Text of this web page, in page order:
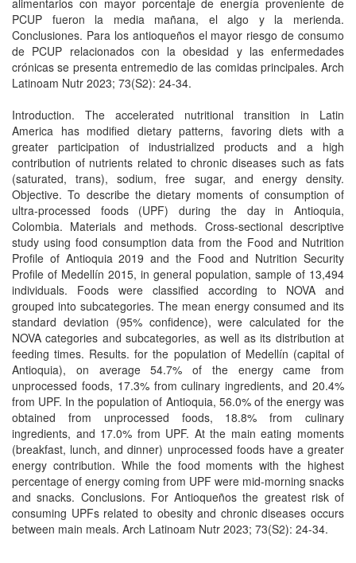
alimentarios con mayor porcentaje de energía proveniente de
PCUP fueron la media mañana, el algo y la merienda.
Conclusiones. Para los antioqueños el mayor riesgo de consumo
de PCUP relacionados con la obesidad y las enfermedades
crónicas se presenta entremedio de las comidas principales. Arch
Latinoam Nutr 2023; 73(S2): 24-34.
Introduction. The accelerated nutritional transition in Latin
America has modified dietary patterns, favoring diets with a
greater participation of industrialized products and a high
contribution of nutrients related to chronic diseases such as fats
(saturated, trans), sodium, free sugar, and energy density.
Objective. To describe the dietary moments of consumption of
ultra-processed foods (UPF) during the day in Antioquia,
Colombia. Materials and methods. Cross-sectional descriptive
study using food consumption data from the Food and Nutrition
Profile of Antioquia 2019 and the Food and Nutrition Security
Profile of Medellín 2015, in general population, sample of 13,494
individuals. Foods were classified according to NOVA and
grouped into subcategories. The mean energy consumed and its
standard deviation (95% confidence), were calculated for the
NOVA categories and subcategories, as well as its distribution at
feeding times. Results. for the population of Medellín (capital of
Antioquia), on average 54.7% of the energy came from
unprocessed foods, 17.3% from culinary ingredients, and 20.4%
from UPF. In the population of Antioquia, 56.0% of the energy was
obtained from unprocessed foods, 18.8% from culinary
ingredients, and 17.0% from UPF. At the main eating moments
(breakfast, lunch, and dinner) unprocessed foods have a greater
energy contribution. While the food moments with the highest
percentage of energy coming from UPF were mid-morning snacks
and snacks. Conclusions. For Antioqueños the greatest risk of
consuming UPFs related to obesity and chronic diseases occurs
between main meals. Arch Latinoam Nutr 2023; 73(S2): 24-34.